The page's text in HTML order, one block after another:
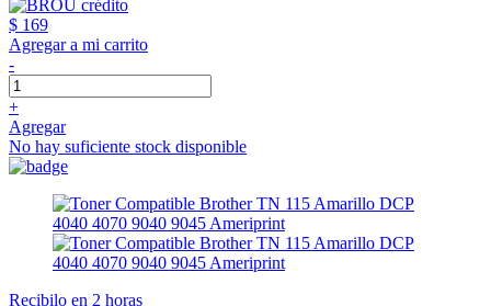
$ 169
Agregar a mi carrito
-
+
Agregar
No hay suficiente stock disponible
Recibilo en 2 horas